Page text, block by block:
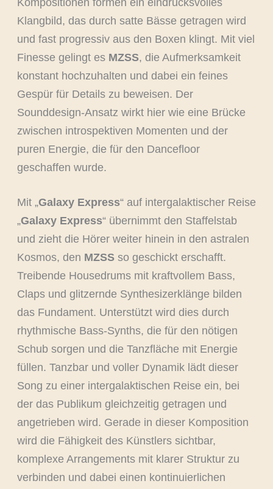
Klangbild, das durch satte Bässe getragen wird
und fast progressiv aus den Boxen klingt. Mit viel
Finesse gelingt es MZSS, die Aufmerksamkeit
konstant hochzuhalten und dabei ein feines
Gespür für Details zu beweisen. Der
Sounddesign-Ansatz wirkt hier wie eine Brücke
zwischen introspektiven Momenten und der
puren Energie, die für den Dancefloor
geschaffen wurde.
Mit „Galaxy Express“ auf intergalaktischer Reise
„Galaxy Express“ übernimmt den Staffelstab
und zieht die Hörer weiter hinein in den astralen
Kosmos, den MZSSso geschickt erschafft.
Treibende Housedrums mit kraftvollem Bass,
Claps und glitzernde Synthesizerklänge bilden
das Fundament. Unterstützt wird dies durch
rhythmische Bass-Synths, die für den nötigen
Schub sorgen und die Tanzfläche mit Energie
füllen. Tanzbar und voller Dynamik lädt dieser
Song zu einer intergalaktischen Reise ein, bei
der das Publikum gleichzeitig getragen und
angetrieben wird. Gerade in dieser Komposition
wird die Fähigkeit des Künstlers sichtbar,
komplexe Arrangements mit klarer Struktur zu
verbinden und dabei einen kontinuierlichen